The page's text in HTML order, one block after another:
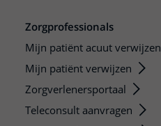
Zorgprofessionals
Mijn patiënt acuut verwijzen
Mijn patiënt verwijzen
Zorgverlenersportaal
Teleconsult aanvragen